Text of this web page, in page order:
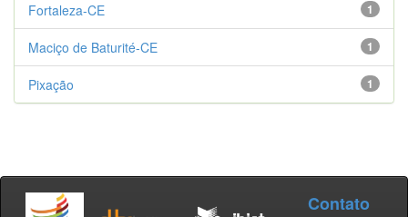
1
Fortaleza-CE
1
Maciço de Baturité-CE
1
Pixação
Contato